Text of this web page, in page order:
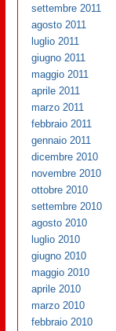
settembre 2011
agosto 2011
luglio 2011
giugno 2011
maggio 2011
aprile 2011
marzo 2011
febbraio 2011
gennaio 2011
dicembre 2010
novembre 2010
ottobre 2010
settembre 2010
agosto 2010
luglio 2010
giugno 2010
maggio 2010
aprile 2010
marzo 2010
febbraio 2010